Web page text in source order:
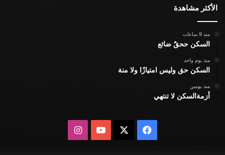
الأكثر مشاهدة
منذ 9 ساعات
السكن ححقٌ ضائع
منذ يوم واحد
السكن حق وليس امتيازًا ولا منة
منذ يومين
أزمةالسكن لا تنتهي
فيسبوك يوتيوبانستقرام